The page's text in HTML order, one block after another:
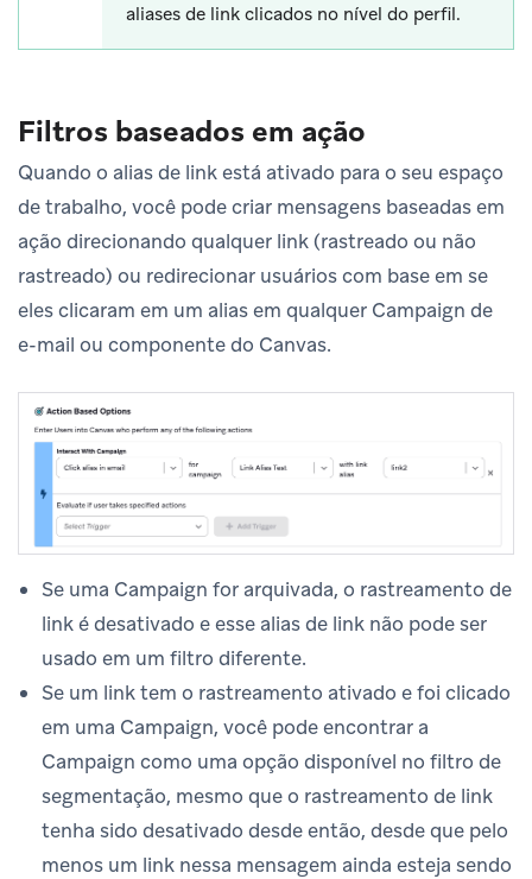
aliases de link clicados no nível do perfil.
Filtros baseados em ação
Quando o alias de link está ativado para o seu espaço
de trabalho, você pode criar mensagens baseadas em
ação direcionando qualquer link (rastreado ou não
rastreado) ou redirecionar usuários com base em se
eles clicaram em um alias em qualquer Campaign de
e-mail ou componente do Canvas.
Se uma Campaign for arquivada, o rastreamento de
link é desativado e esse alias de link não pode ser
usado em um filtro diferente.
Se um link tem o rastreamento ativado e foi clicado
em uma Campaign, você pode encontrar a
Campaign como uma opção disponível no filtro de
segmentação, mesmo que o rastreamento de link
tenha sido desativado desde então, desde que pelo
menos um link nessa mensagem ainda esteja sendo